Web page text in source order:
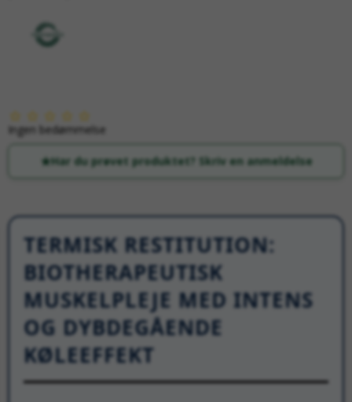
Ingen bedømmelse
Har du prøvet produktet? Skriv en anmeldelse
TERMISK RESTITUTION:
BIOTHERAPEUTISK
MUSKELPLEJE MED INTENS
OG DYBDEGÅENDE
KØLEEFFEKT